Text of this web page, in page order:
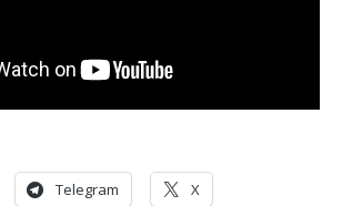
Telegram X